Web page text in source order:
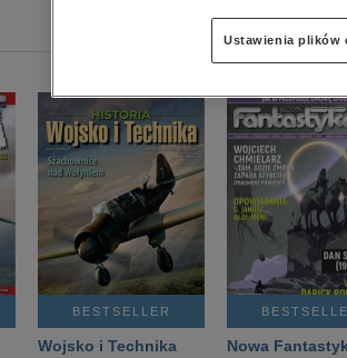
kultura
zdrowie
religie
BESTSELLER
Wojsko i Technika
Nowa
Ustawienia plików